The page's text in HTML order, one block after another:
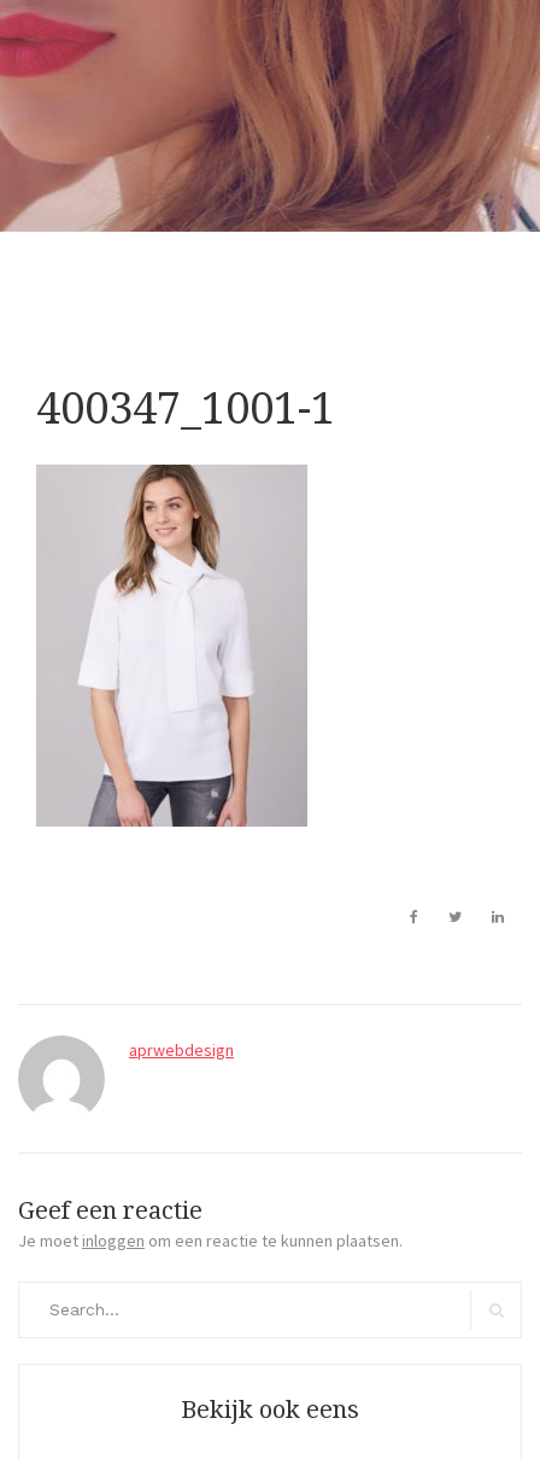
400347_1001-1
aprwebdesign
Geef een reactie
Je moet inloggen om een reactie te kunnen plaatsen.
Bekijk ook eens